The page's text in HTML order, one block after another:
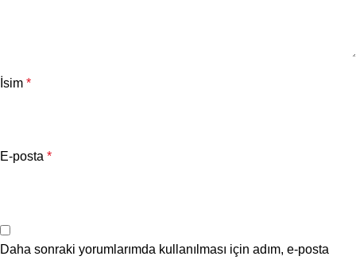
İsim *
E-posta *
Daha sonraki yorumlarımda kullanılması için adım, e-posta